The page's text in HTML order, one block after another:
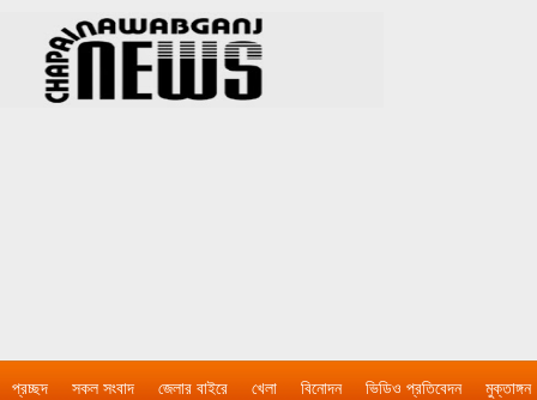
প্রচ্ছদ সকল সংবাদ জেলার বাইরে খেলা বিনোদন ভিডিও প্রতিবেদন মুক্তাঙ্গন